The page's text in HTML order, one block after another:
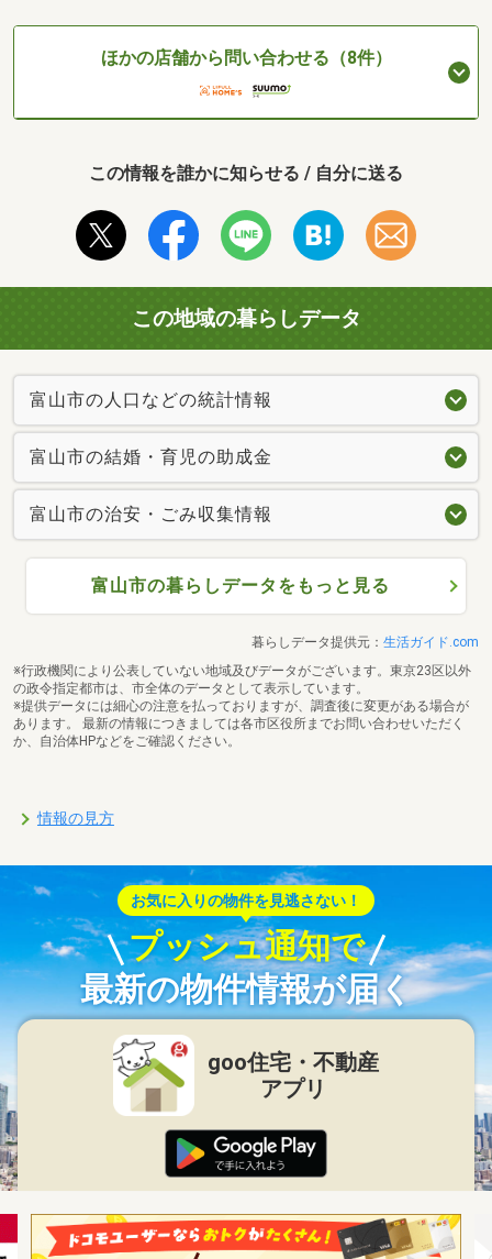
ほかの店舗から問い合わせる（8件）
この情報を誰かに知らせる / 自分に送る
この地域の暮らしデータ
富山市の人口などの統計情報
富山市の結婚・育児の助成金
富山市の治安・ごみ収集情報
富山市の暮らしデータをもっと見る
暮らしデータ提供元： 生活ガイド.com
※行政機関により公表していない地域及びデータがございます。東京23区以外
の政令指定都市は、市全体のデータとして表示しています。
※提供データには細心の注意を払っておりますが、調査後に変更がある場合が
あります。 最新の情報につきましては各市区役所までお問い合わせいただく
か、自治体HPなどをご確認ください。
情報の見方
お気に入りの物件を見逃さない！
プッシュ通知で
最新の物件情報が届く
goo住宅・不動産
アプリ